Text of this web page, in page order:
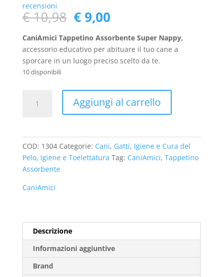
recensioni
€10,98 Il
prezzo
originale
era:
€ 10,98.
€9,00Il
attuale
è:
€ 9,00.
CaniAmici Tappetino Assorbente Super Nappy,
accessorio educativo per abituare il tuo cane a
sporcare in un luogo preciso scelto da te.
10 disponibili
Tappetino
quantità
Aggiungi al carrello
COD: 1304 Categorie: Cani, Gatti, Igiene e Cura del
Pelo, Igiene e Toelettatura Tag: CaniAmici, Tappetino
Assorbente
CaniAmici
Descrizione
Informazioni aggiuntive
Brand